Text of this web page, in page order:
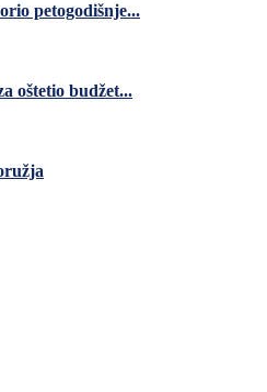
petogodišnje...
oštetio budžet...